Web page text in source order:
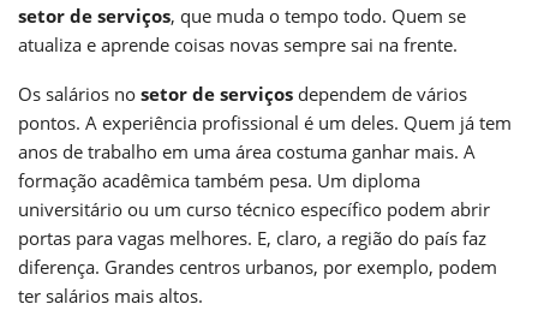
setor de serviços, que muda o tempo todo. Quem se
atualiza e aprende coisas novas sempre sai na frente.
Os salários no setor de serviços dependem de vários
pontos. A experiência profissional é um deles. Quem já tem
anos de trabalho em uma área costuma ganhar mais. A
formação acadêmica também pesa. Um diploma
universitário ou um curso técnico específico podem abrir
portas para vagas melhores. E, claro, a região do país faz
diferença. Grandes centros urbanos, por exemplo, podem
ter salários mais altos.